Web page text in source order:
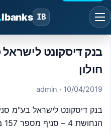
IB
Ibanks
.
חולון
10/04/2019
· admin
בנק דיסקונט לישראל בע"מ